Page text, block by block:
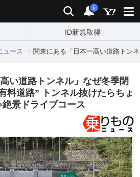
検索 通知
i
ID新規取得
ュース 関東にある「日本一高い道路トン
い道路トンネル」なぜ冬季閉
料道路” トンネル抜けたらちょ
景ドライブコース